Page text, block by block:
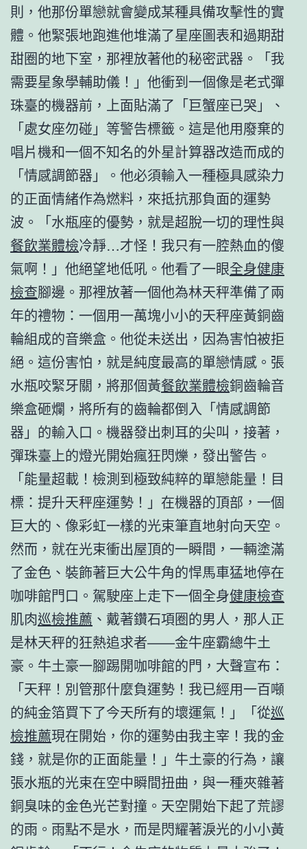
則，他那份單戀就會變成某種具備攻擊性的實
體。他緊張地跑進他堆滿了星座圖表和過期甜
甜圈的地下室，那裡放著他的秘密武器。「我
需要星象學輔助儀！」他衝到一個像是老式彈
珠臺的機器前，上面貼滿了「巨蟹座已哭」、
「處女座勿碰」等警告標籤。這是他用廢棄的
唱片機和一個不知名的外星計算器改造而成的
「情感調節器」。他必須輸入一種極具感染力
的正面情緒作為燃料，來抵抗那負面的運勢
波。「水瓶座的優勢，就是超脫一切的理性與
餐飲業體檢冷靜…才怪！我只有一腔熱血的傻
氣啊！」他絕望地低吼。他看了一眼全身健康
檢查腳邊。那裡放著一個他為林天秤準備了兩
年的禮物：一個用一萬塊小小的天秤座黃銅齒
輪組成的音樂盒。他從未送出，因為害怕被拒
絕。這份害怕，就是純度最高的單戀情感。張
水瓶咬緊牙關，將那個黃餐飲業體檢銅齒輪音
樂盒砸爛，將所有的齒輪都倒入「情感調節
器」的輸入口。機器發出刺耳的尖叫，接著，
彈珠臺上的燈光開始瘋狂閃爍，發出警告。
「能量超載！檢測到極致純粹的單戀能量！目
標：提升天秤座運勢！」在機器的頂部，一個
巨大的、像彩虹一樣的光束筆直地射向天空。
然而，就在光束衝出屋頂的一瞬間，一輛塗滿
了金色、裝飾著巨大公牛角的悍馬車猛地停在
咖啡館門口。駕駛座上走下一個全身健康檢查
肌肉巡檢推薦 、戴著鑽石項圈的男人，那人正
是林天秤的狂熱追求者——金牛座霸總牛土
豪。牛土豪一腳踢開咖啡館的門，大聲宣布：
「天秤！別管那什麼負運勢！我已經用一百噸
的純金箔買下了今天所有的壞運氣！」「從巡
檢推薦現在開始，你的運勢由我主宰！我的金
錢，就是你的正面能量！」牛土豪的行為，讓
張水瓶的光束在空中瞬間扭曲，與一種夾雜著
銅臭味的金色光芒對撞。天空開始下起了荒謬
的雨。雨點不是水，而是閃耀著淚光的小小黃